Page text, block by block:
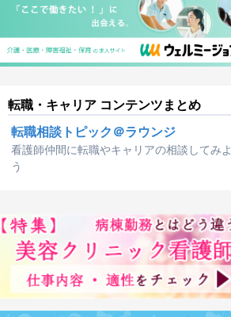
転職・キャリア コンテンツまとめ
転職相談トピック＠ラウンジ
看護師仲間に転職やキャリアの相談してみよ
う